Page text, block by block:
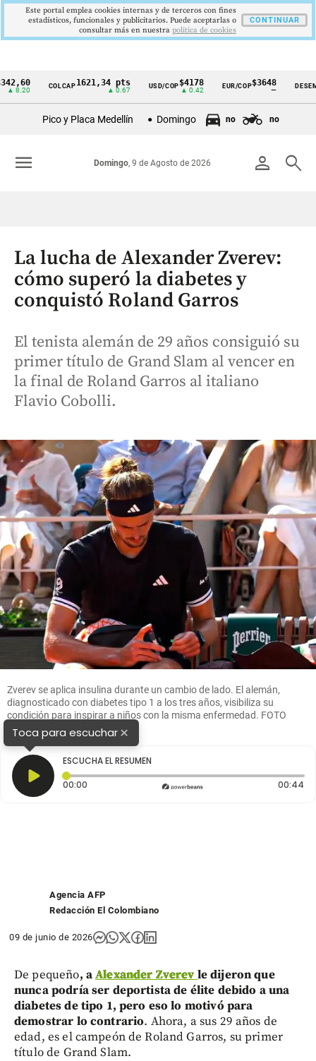
Cintillo
Colombia
COLCAP1621,34 pts USD/COP$4178
▲ 0.42
EUR/COP$3648
—
DESEMPLEO
Pico y Placa Medellín Domingo no no
person search
Domingo, 9 de Agosto de 2026
menu
La lucha de Alexander Zverev:
cómo superó la diabetes y
conquistó Roland Garros
El tenista alemán de 29 años consiguió su
primer título de Grand Slam al vencer en
la final de Roland Garros al italiano
Flavio Cobolli.
Zverev se aplica insulina durante un cambio de lado. El alemán,
diagnosticado con diabetes tipo 1 a los tres años, visibiliza su
condición para inspirar a niños con la misma enfermedad. FOTO
Instagram golesendir
Toca para escuchar×
ESCUCHA EL RESUMEN
00:00 Tiempo transcurrido: 0 segundos 00:44
Agencia AFP
Redacción El Colombiano
09 de junio de 2026
De pequeño, aAlexander Zverev le dijeron que
nunca podría ser deportista de élite debido a una
diabetes de tipo 1, pero eso lo motivó para
demostrar lo contrario. Ahora, a sus 29 años de
edad, es el campeón de Roland Garros, su primer
título de Grand Slam.
Este portal emplea cookies internas y de terceros con fines
estadísticos, funcionales y publicitarios. Puede aceptarlas o
consultar más en nuestra politica de cookies
CONTINUAR